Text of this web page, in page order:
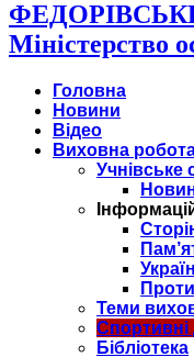
Міністерство
Головна
Новини
Відео
Виховна
Учнівське
Теми
Спортивні
Бібліотека